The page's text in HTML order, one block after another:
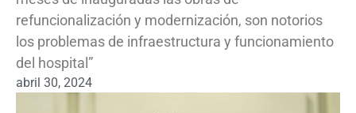
refuncionalización y modernización, son notorios
los problemas de infraestructura y funcionamiento
del hospital”
abril 30, 2024